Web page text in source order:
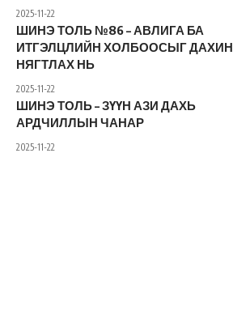
2025-11-22
ШИНЭ ТОЛЬ №86 – АВЛИГА БА
ИТГЭЛЦЛИЙН ХОЛБООСЫГ ДАХИН
НЯГТЛАХ НЬ
2025-11-22
ШИНЭ ТОЛЬ – ЗҮҮН АЗИ ДАХЬ
АРДЧИЛЛЫН ЧАНАР
2025-11-22